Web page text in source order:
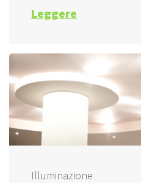
Leggere
Illuminazione